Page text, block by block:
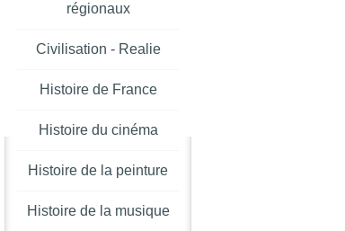
régionaux
Civilisation - Realie
Histoire de France
Histoire du cinéma
Histoire de la peinture
Histoire de la musique